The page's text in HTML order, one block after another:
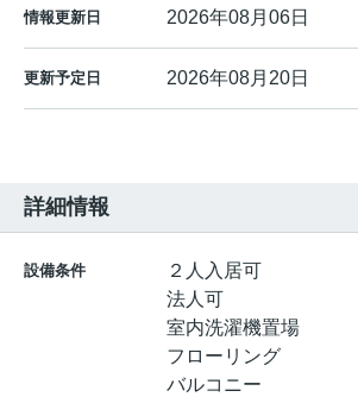
情報更新日 2026年08月06日
更新予定日 2026年08月20日
詳細情報
設備条件
２人入居可
法人可
室内洗濯機置場
フローリング
バルコニー